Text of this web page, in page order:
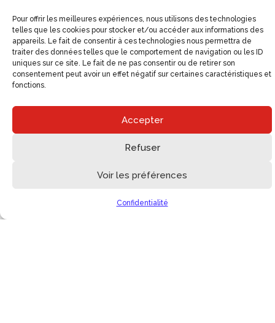
Pour offrir les meilleures expériences, nous utilisons des technologies
telles que les cookies pour stocker et/ou accéder aux informations des
appareils. Le fait de consentir à ces technologies nous permettra de
traiter des données telles que le comportement de navigation ou les ID
uniques sur ce site. Le fait de ne pas consentir ou de retirer son
consentement peut avoir un effet négatif sur certaines caractéristiques et
fonctions.
Accepter
Refuser
Voir les préférences
Confidentialité